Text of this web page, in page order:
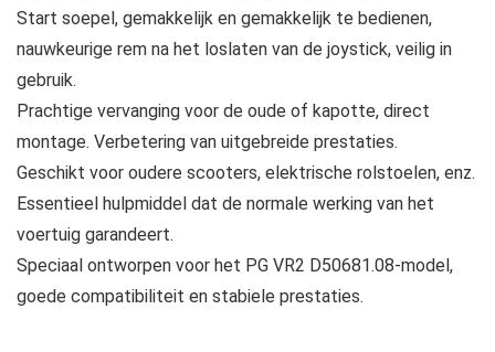
Start soepel, gemakkelijk en gemakkelijk te bedienen,
nauwkeurige rem na het loslaten van de joystick, veilig in
gebruik.
Prachtige vervanging voor de oude of kapotte, direct
montage. Verbetering van uitgebreide prestaties.
Geschikt voor oudere scooters, elektrische rolstoelen, enz.
Essentieel hulpmiddel dat de normale werking van het
voertuig garandeert.
Speciaal ontworpen voor het PG VR2 D50681.08-model,
goede compatibiliteit en stabiele prestaties.